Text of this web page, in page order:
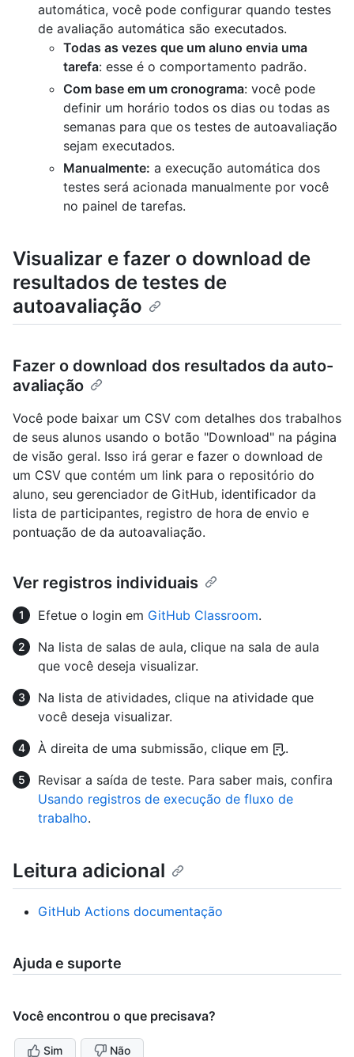
automática, você pode configurar quando testes
de avaliação automática são executados.
Todas as vezes que um aluno envia uma
tarefa: esse é o comportamento padrão.
Com base em um cronograma: você pode
definir um horário todos os dias ou todas as
semanas para que os testes de autoavaliação
sejam executados.
Manualmente: a execução automática dos
testes será acionada manualmente por você
no painel de tarefas.
Visualizar e fazer o download de
resultados de testes de
autoavaliação
Fazer o download dos resultados da auto-
avaliação
Você pode baixar um CSV com detalhes dos trabalhos
de seus alunos usando o botão "Download" na página
de visão geral. Isso irá gerar e fazer o download de
um CSV que contém um link para o repositório do
aluno, seu gerenciador de GitHub, identificador da
lista de participantes, registro de hora de envio e
pontuação de da autoavaliação.
Ver registros individuais
Efetue o login em GitHub Classroom.
Na lista de salas de aula, clique na sala de aula
que você deseja visualizar.
Na lista de atividades, clique na atividade que
você deseja visualizar.
À direita de uma submissão, clique em
.
Revisar a saída de teste. Para saber mais, confira
Usando registros de execução de fluxo de
trabalho.
Leitura adicional
GitHub Actions documentação
Ajuda e suporte
Você encontrou o que precisava?
Sim Não